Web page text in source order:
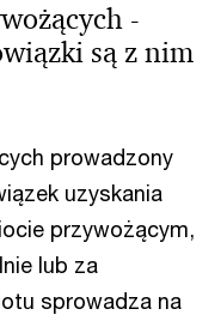
-
są z nim
prowadzony
uzyskania
przywożącym,
lub za
sprowadza na